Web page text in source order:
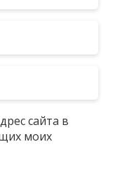
сайта в
моих